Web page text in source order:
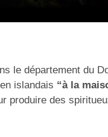
le département du
islandais “à la
produire des